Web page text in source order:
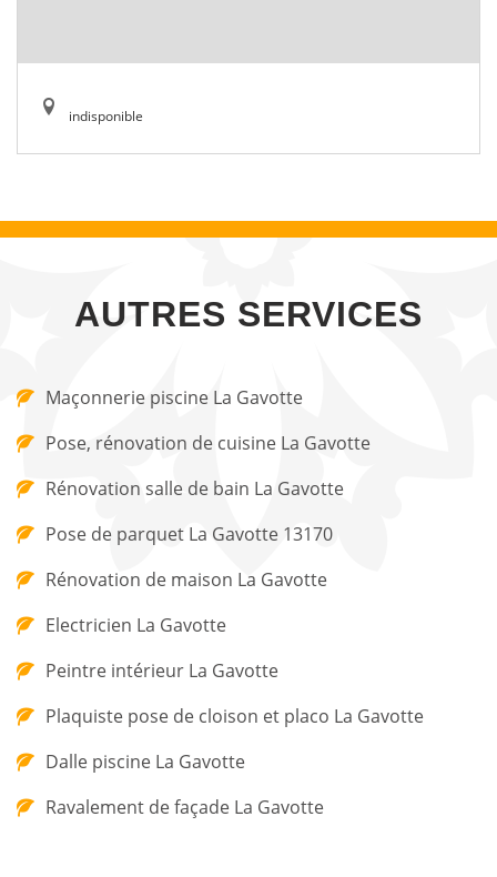
indisponible
AUTRES SERVICES
Maçonnerie piscine La Gavotte
Pose, rénovation de cuisine La Gavotte
Rénovation salle de bain La Gavotte
Pose de parquet La Gavotte 13170
Rénovation de maison La Gavotte
Electricien La Gavotte
Peintre intérieur La Gavotte
Plaquiste pose de cloison et placo La Gavotte
Dalle piscine La Gavotte
Ravalement de façade La Gavotte